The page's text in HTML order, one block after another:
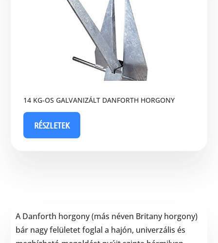
14 KG-OS GALVANIZÁLT DANFORTH HORGONY
RÉSZLETEK
A Danforth horgony (más néven Britany horgony)
bár nagy felületet foglal a hajón, univerzális és